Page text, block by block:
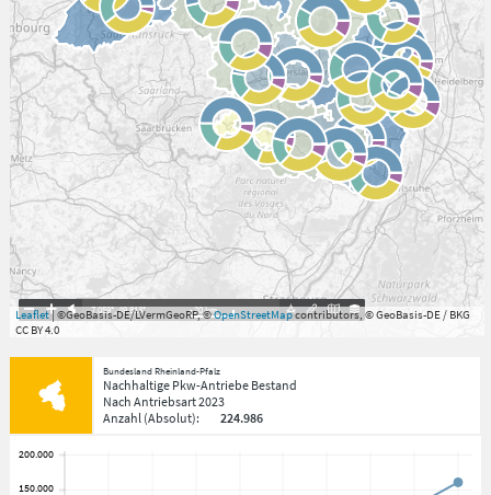
7.059°,49.813° 20km
Leaflet| ©GeoBasis-DE/LVermGeoRP, ©OpenStreetMapcontributors, © GeoBasis-DE / BKG
CC BY 4.0
Bundesland Rheinland-Pfalz
Nachhaltige Pkw-Antriebe Bestand
Nach Antriebsart2023
Anzahl(Absolut): 224.986